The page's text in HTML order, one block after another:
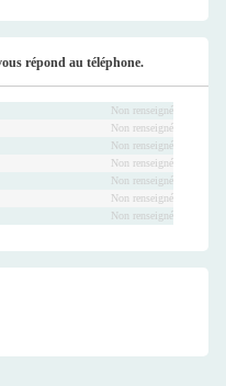
répond au téléphone.
Non renseigné
Non renseigné
Non renseigné
Non renseigné
Non renseigné
Non renseigné
Non renseigné